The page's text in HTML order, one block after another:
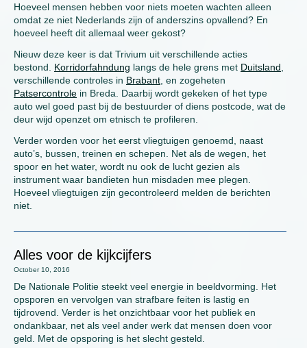
Hoeveel mensen hebben voor niets moeten wachten alleen
omdat ze niet Nederlands zijn of anderszins opvallend? En
hoeveel heeft dit allemaal weer gekost?
Nieuw deze keer is dat Trivium uit verschillende acties
bestond. Korridorfahndung langs de hele grens met Duitsland
verschillende controles in Brabant , en zogeheten
Patsercontrole in Breda. Daarbij wordt gekeken of het type
auto wel goed past bij de bestuurder of diens postcode, wat de
deur wijd openzet om etnisch te profileren.
Verder worden voor het eerst vliegtuigen genoemd, naast
auto’s, bussen, treinen en schepen. Net als de wegen, het
spoor en het water, wordt nu ook de lucht gezien als
instrument waar bandieten hun misdaden mee plegen.
Hoeveel vliegtuigen zijn gecontroleerd melden de berichten
niet.
Alles voor de kijkcijfers
October 10, 2016
De Nationale Politie steekt veel energie in beeldvorming. Het
opsporen en vervolgen van strafbare feiten is lastig en
tijdrovend. Verder is het onzichtbaar voor het publiek en
ondankbaar, net als veel ander werk dat mensen doen voor
geld. Met de opsporing is het slecht gesteld.